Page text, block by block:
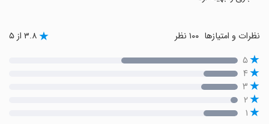
نظرات و امتیازها ۳.۸ از ۵
۵
۴
۳
۲
۱